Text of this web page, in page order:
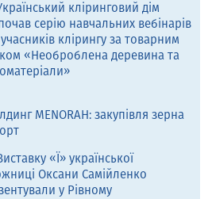
кліринговий дім
серію навчальних вебінарів
клірингу за товарним
«Необроблена деревина та
MENORAH: закупівля зерна
«Ї» української
Оксани Самійленко
у Рівному